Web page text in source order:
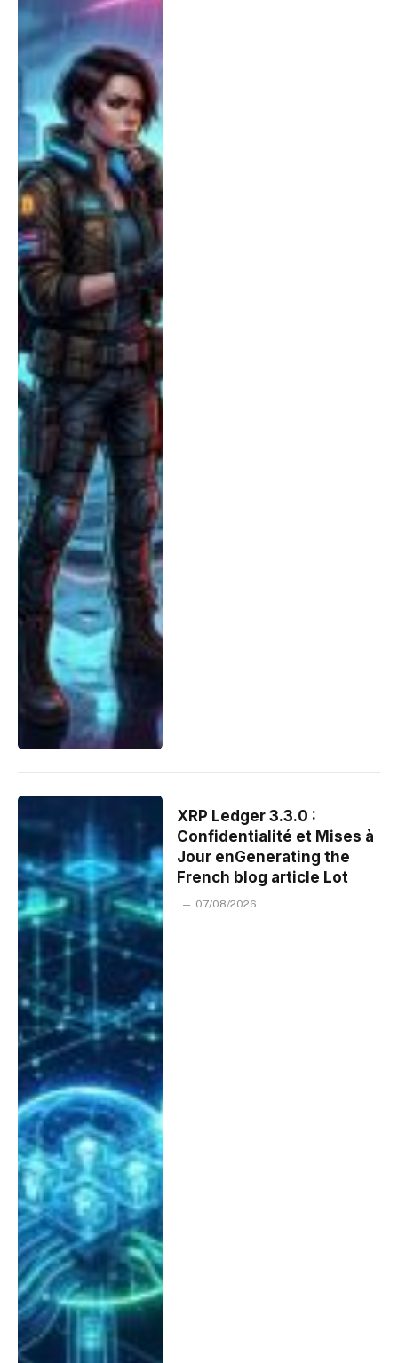
XRP Ledger 3.3.0 :
Confidentialité et Mises à
Jour enGenerating the
French blog article Lot
07/08/2026